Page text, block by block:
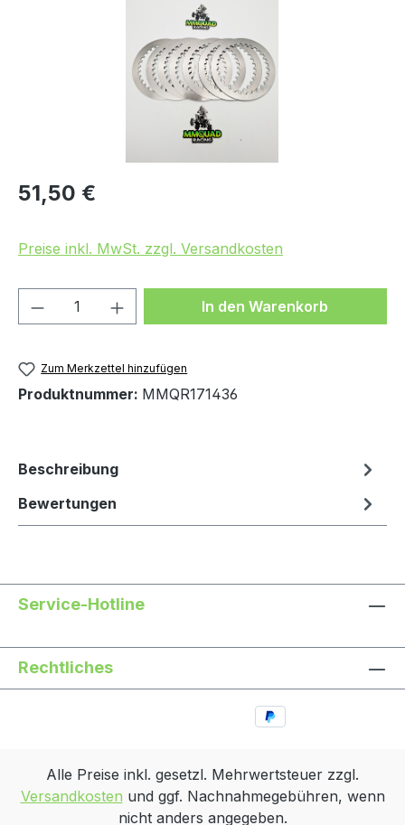
Regulärer Preis:
51,50 €
Preise inkl. MwSt. zzgl. Versandkosten
Produkt Anzahl: Gib denIn den Warenkorb
Zum Merkzettel hinzufügen
Produktnummer: MMQR171436
Beschreibung
Bewertungen
Service-Hotline
Rechtliches
Alle Preise inkl. gesetzl. Mehrwertsteuer zzgl.
Versandkosten und ggf. Nachnahmegebühren, wenn
nicht anders angegeben.